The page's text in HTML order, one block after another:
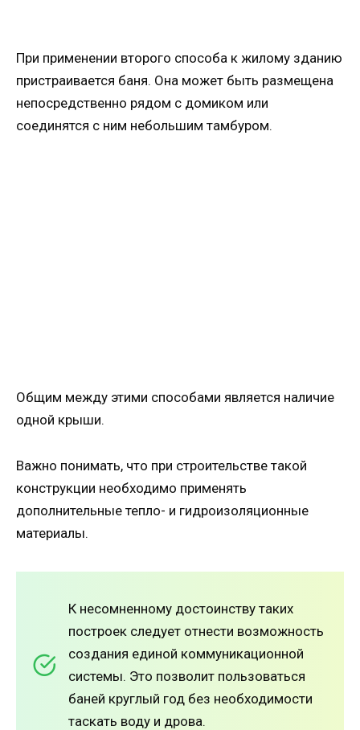
При применении второго способа к жилому зданию
пристраивается баня. Она может быть размещена
непосредственно рядом с домиком или
соединятся с ним небольшим тамбуром.
Общим между этими способами является наличие
одной крыши.
Важно понимать, что при строительстве такой
конструкции необходимо применять
дополнительные тепло- и гидроизоляционные
материалы.
К несомненному достоинству таких
построек следует отнести возможность
создания единой коммуникационной
системы. Это позволит пользоваться
баней круглый год без необходимости
таскать воду и дрова.